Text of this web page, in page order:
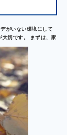
がいない環境にして
大切です。 まずは、家